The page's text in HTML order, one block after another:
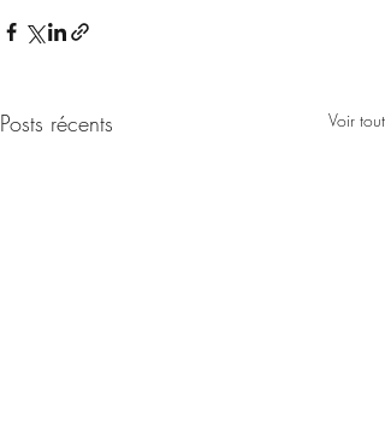
Posts récents Voir tout